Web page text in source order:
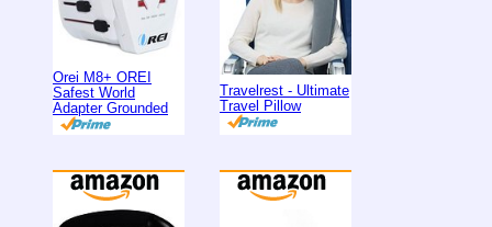
Orei M8+ OREI
Safest World
Adapter Grounded
Travelrest - Ultimate
Travel Pillow